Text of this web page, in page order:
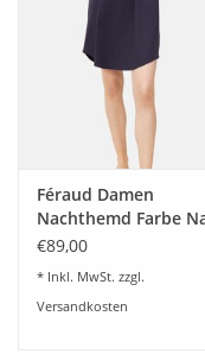
Plaids, Decken, Kissen
Mode & Accessoires
Edles aus Cashmere
Tisch & Küche
Kinder
Féraud Damen
Nachthemd Farbe
€89,00
* Inkl. MwSt. zzgl.
Versandkosten